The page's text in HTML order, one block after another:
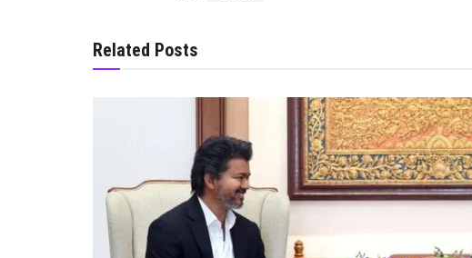
Related Posts